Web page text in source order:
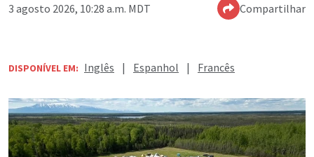
3 agosto 2026, 10:28 a.m. MDT Compartilhar
DISPONÍVEL EM: Inglês | Espanhol | Francês